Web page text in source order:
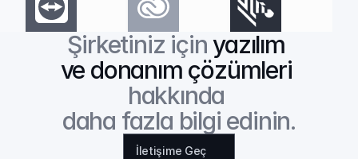
Şirketiniz için yazılım
ve donanım çözümleri
hakkında
daha fazla bilgi edinin.
İletişime Geç